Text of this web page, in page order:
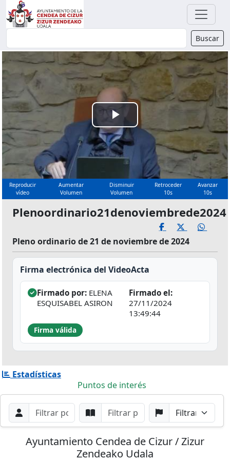
Buscador Buscar
Reproducir
Vídeo
Reproducir
vídeo
Aumentar
Volumen
Disminuir
Volumen
Retroceder
10s
Avanzar
10s
Plenoordinario21denoviembrede2024
Pleno ordinario de 21 de noviembre de 2024
Firma electrónica del VideoActa
Firmado por: ELENA
ESQUISABEL ASIRON
Firmado el:
27/11/2024
13:49:44
Firma válida
Estadísticas
Puntos de interés
Filtros de búsqueda
Buscar por OradorBuscar por Punto Buscar por Partido
Buscar
Ayuntamiento Cendea de Cizur / Zizur
Zendeako Udala